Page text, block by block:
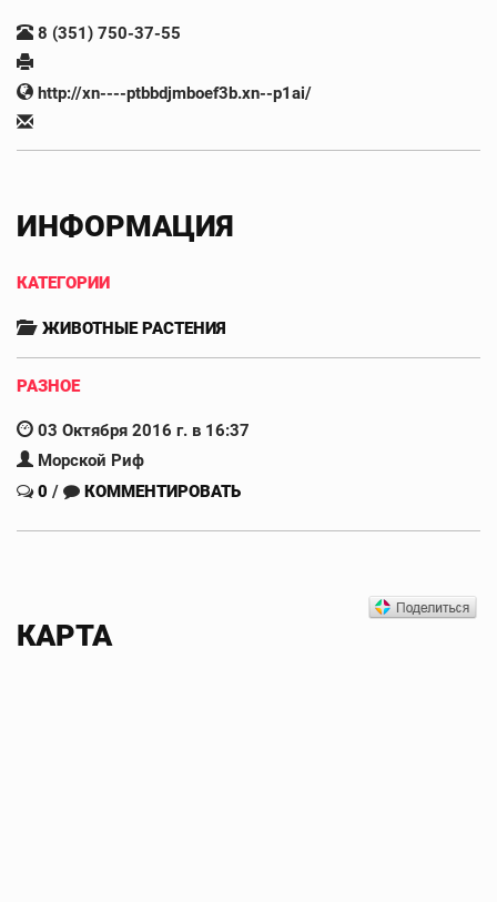
8 (351) 750-37-55
http://xn----ptbbdjmboef3b.xn--p1ai/
ИНФОРМАЦИЯ
КАТЕГОРИИ
ЖИВОТНЫЕ РАСТЕНИЯ
РАЗНОЕ
03 Октября 2016 г. в 16:37
Морской Риф
0 / КОММЕНТИРОВАТЬ
КАРТА